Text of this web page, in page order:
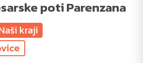
poti Parenzana
kraji